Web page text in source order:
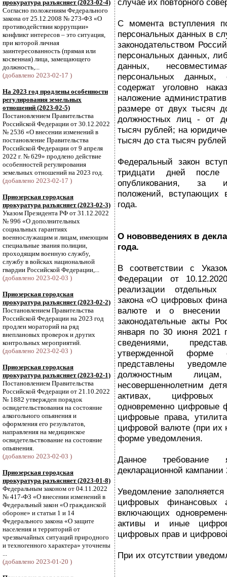
прокуратура разъясняет (2023-02-4)
Согласно положениям Федерального
закона от 25.12.2008 № 273-ФЗ «О
противодействии коррупции»
конфликт интересов – это ситуация,
при которой личная
заинтересованность (прямая или
косвенная) лица, замещающего
должность,...
(добавлено 2023-02-17 )
На 2023 год продлены особенности
регулирования земельных
отношений (2023-02-5)
Постановлением Правительства
Российской Федерации от 30.12.2022
№ 2536 «О внесении изменений в
постановление Правительства
Российской Федерации от 9 апреля
2022 г. № 629» продлено действие
особенностей регулирования
земельных отношений на 2023 год.
(добавлено 2023-02-17 )
Приозерская городская
прокуратура разъясняет (2023-02-3)
Указом Президента РФ от 31.12.2022
№ 996 «О дополнительных
социальных гарантиях
военнослужащим и лицам, имеющим
специальные звания полиции,
проходящим военную службу,
службу в войсках национальной
гвардии Российской Федерации,...
(добавлено 2023-02-03 )
Приозерская городская
прокуратура разъясняет (2023-02-2)
Постановлением Правительства
Российской Федерации на 2023 год
продлен мораторий на ряд
внеплановых проверок и других
контрольных мероприятий.
(добавлено 2023-02-03 )
Приозерская городская
прокуратура разъясняет (2023-02-1)
Постановлением Правительства
Российской Федерации от 21.10.2022
№ 1882 утвержден порядок
освидетельствования на состояние
алкогольного опьянения и
оформления его результатов,
направления на медицинское
освидетельствование на состояние
опьянения.
(добавлено 2023-02-03 )
Приозерская городская
прокуратура разъясняет (2023-01-8)
Федеральным законом от 04.11.2022
№ 417-ФЗ «О внесении изменений в
Федеральный закон «О гражданской
обороне» и статьи 1 и 14
Федерального закона «О защите
населения и территорий от
чрезвычайных ситуаций природного
и техногенного характера» уточнены
...
(добавлено 2023-01-20 )
случае их повторного
С момента вступления
персональных данных в
законодательством
персональных данных,
данных,
персональных
содержат уголовно
наложение
размере от двух тысяч
должностных лиц - от
тысяч рублей; на
тысяч до ста тысяч
Федеральный закон
тридцати дней после
опубликования, за
положений,
года.
О нововведениях в
года.
В соответствии с
Федерации от
реализации отдельных
закона «О цифровых
валюте и о внесении
законодательные акты
января по 30 июня 2021
сведениями,
утвержденной форме
представлены
должностным
несовершеннолетним
активах, цифровых
одновременно цифровые
цифровые права,
цифровой валюте (при их
форме уведомления.
Данное требование
декларационной кампании
Уведомление
цифровых финансовых
включающих
активы и иные
цифровых прав и
При их отсутствии